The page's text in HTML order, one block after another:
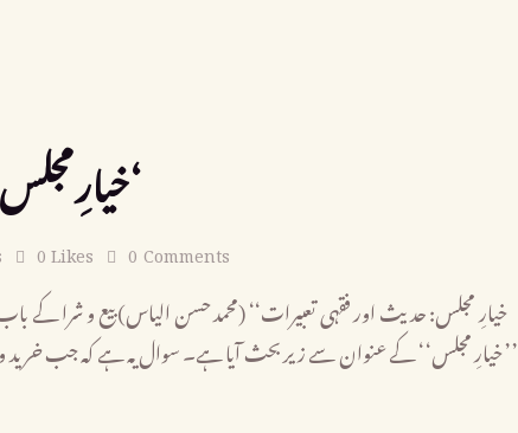
خیارِ مجلس: حدیث اور فقہی تعبیرات‘
0Likes 0 Comments
’’خیارِ مجلس‘‘ کے عنوان سے زیر بحث آیا ہے۔ سوال یہ ہے کہ جب خرید